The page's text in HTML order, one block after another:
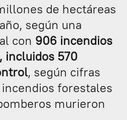
de hectáreas
según una
con 906 incendios
incluidos 570
, según cifras
forestales
murieron